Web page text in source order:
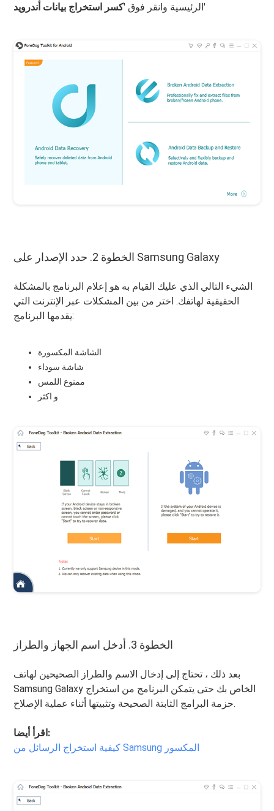
الرئيسية وانقر فوق 'كسر استخراج بيانات أندرويد '
الخطوة 2. حدد الإصدار على Samsung Galaxy
الشيء التالي الذي عليك القيام به هو إعلام البرنامج بالمشكلة
الحقيقية لهاتفك. اختر من بين المشكلات عبر الإنترنت التي
يقدمها البرنامج:
الشاشة المكسورة
شاشة سوداء
ممنوع اللمس
و اكثر
الخطوة 3. أدخل اسم الجهاز والطراز
بعد ذلك ، تحتاج إلى إدخال الاسم والطراز الصحيحين لهاتف
Samsung Galaxy الخاص بك حتى يتمكن البرنامج من استخراج
حزمة البرامج الثابتة الصحيحة وتثبيتها أثناء عملية الإصلاح.
اقرأ أيضا:
كيفية استخراج الرسائل من Samsung المكسور